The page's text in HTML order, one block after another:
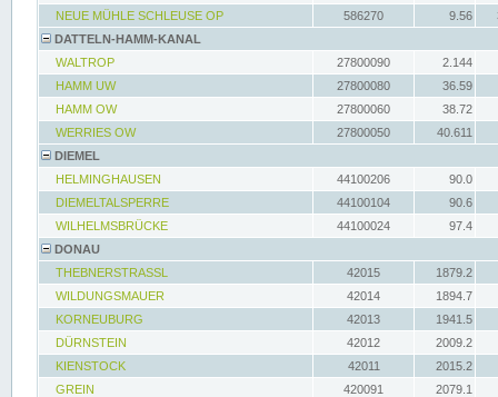
NEUE MÜHLE SCHLEUSE OP
586270 9.56
DATTELN-HAMM-KANAL
WALTROP
27800090
2.144
HAMM UW
27800080
36.59
HAMM OW
27800060
38.72
WERRIES OW
27800050
40.611
DIEMEL
HELMINGHAUSEN
44100206
90.0
DIEMELTALSPERRE
44100104
90.6
WILHELMSBRÜCKE
44100024
97.4
DONAU
THEBNERSTRASSL
42015
1879.2
WILDUNGSMAUER
42014
1894.7
KORNEUBURG
42013
1941.5
DÜRNSTEIN
42012
2009.2
KIENSTOCK
42011
2015.2
GREIN
420091
2079.1